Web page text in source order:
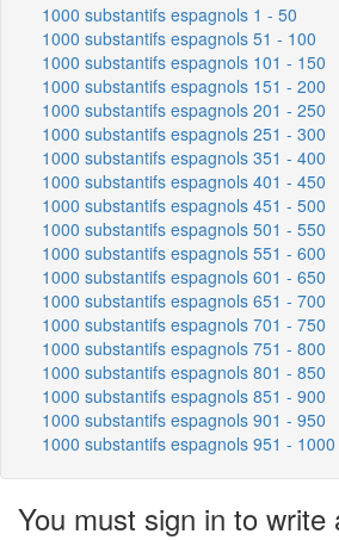
1000 substantifs espagnols 1 - 50
1000 substantifs espagnols 51 - 100
1000 substantifs espagnols 101 - 150
1000 substantifs espagnols 151 - 200
1000 substantifs espagnols 201 - 250
1000 substantifs espagnols 251 - 300
1000 substantifs espagnols 351 - 400
1000 substantifs espagnols 401 - 450
1000 substantifs espagnols 451 - 500
1000 substantifs espagnols 501 - 550
1000 substantifs espagnols 551 - 600
1000 substantifs espagnols 601 - 650
1000 substantifs espagnols 651 - 700
1000 substantifs espagnols 701 - 750
1000 substantifs espagnols 751 - 800
1000 substantifs espagnols 801 - 850
1000 substantifs espagnols 851 - 900
1000 substantifs espagnols 901 - 950
1000 substantifs espagnols 951 - 1000
You must sign in to write